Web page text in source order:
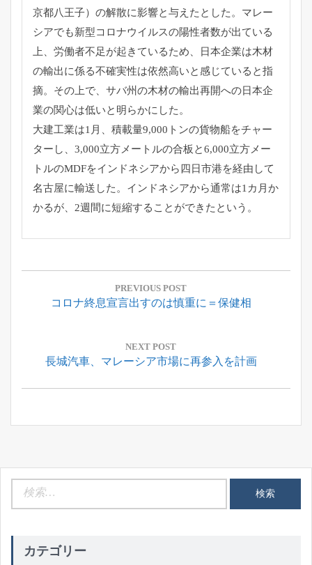
京都八王子）の解散に影響と与えたとした。 マレー
シアでも新型コロナウイルスの陽性者数が出ている
上、 労働者不足が起きているため、
日本企業は木材
の輸出に係る不確実性は依然高いと感じていると指
摘。その上で、 サバ州の木材の輸出再開への日本企
業の関心は低いと明らかにした 。
大建工業は1月、積載量9,000トンの貨物船をチャー
ターし、 3,000立方メートルの合板と6,000立方メー
トルのMDFをインドネシアから四日市港を経由して
名古屋に輸送した。インドネシアから通常は1カ月か
かるが、 2週間に短縮することができたという。
投
シ
ン
PREVIOUS POST
Previous
コロナ終息宣言出すのは慎重に＝保健相
NEXT POST
Next
長城汽車、マレーシア市場に再参入を計画
カテゴリー